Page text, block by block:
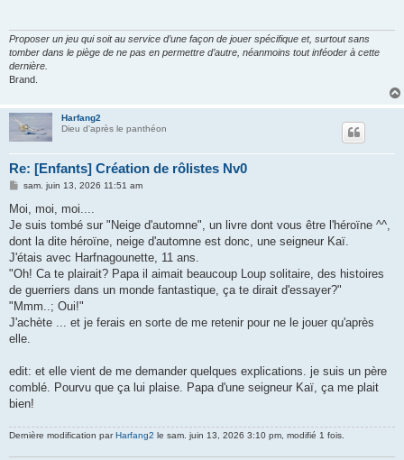
Proposer un jeu qui soit au service d’une façon de jouer spécifique et, surtout sans
tomber dans le piège de ne pas en permettre d’autre, néanmoins tout inféoder à cette
dernière.
Brand.
Harfang2
Dieu d'après le panthéon
Re: [Enfants] Création de rôlistes Nv0
M
s
a
g
sam. juin 13, 2026 11:51 am
Moi, moi, moi....
Je suis tombé sur "Neige d'automne", un livre dont vous être l'héroïne ^^,
dont la dite héroïne, neige d'automne est donc, une seigneur Kaï.
J'étais avec Harfnagounette, 11 ans.
"Oh! Ca te plairait? Papa il aimait beaucoup Loup solitaire, des histoires
de guerriers dans un monde fantastique, ça te dirait d'essayer?"
"Mmm..; Oui!"
J'achète ... et je ferais en sorte de me retenir pour ne le jouer qu'après
elle.
edit: et elle vient de me demander quelques explications. je suis un père
comblé. Pourvu que ça lui plaise. Papa d'une seigneur Kaï, ça me plait
bien!
Dernière modification par Harfang2 le sam. juin 13, 2026 3:10 pm, modifié 1 fois.